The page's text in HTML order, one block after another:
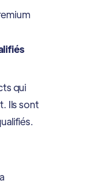
qui
Ils sont